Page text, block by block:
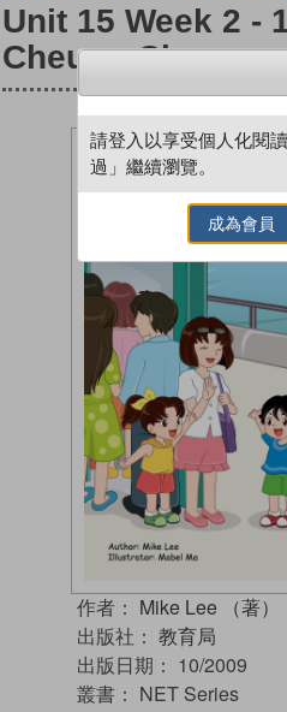
Unit 15 Week 2 -
Cheung Chau
作者： Mike Lee （著）
出版社： 教育局
出版日期： 10/2009
叢書： NET Series
請登入以享受個人化閱
過」繼續瀏覽。
成為會員